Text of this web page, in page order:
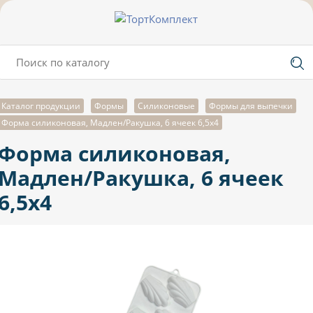
Каталог продукции Формы Силиконовые
Формы для выпечки
Форма силиконовая, Мадлен/Ракушка, 6 ячеек 6,5х4
силиконовая,
Ракушка, 6 ячеек